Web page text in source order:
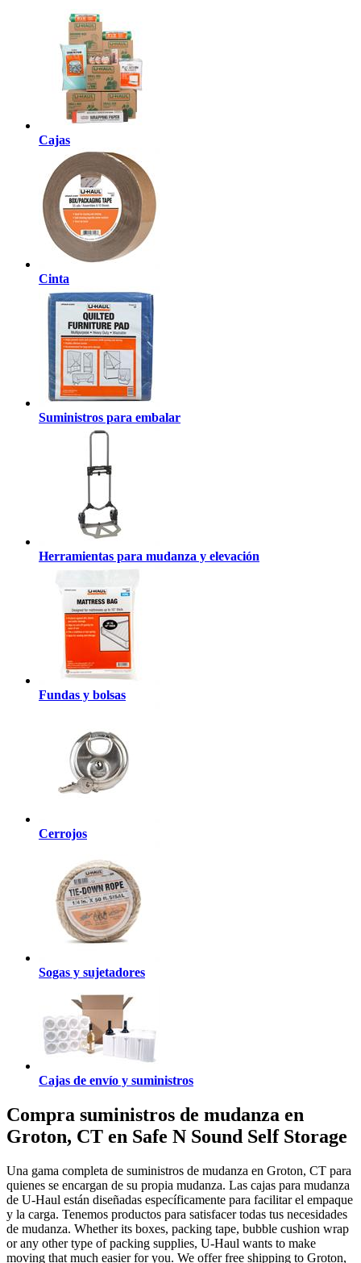
Cajas
Cinta
Suministros para embalar
Herramientas para mudanza y elevación
Fundas y bolsas
Cerrojos
Sogas y sujetadores
Cajas de envío y suministros
Compra suministros de mudanza en
Groton, CT en Safe N Sound Self Storage
Una gama completa de suministros de mudanza en Groton, CT para
quienes se encargan de su propia mudanza. Las cajas para mudanza
de U-Haul están diseñadas específicamente para facilitar el empaque
y la carga. Tenemos productos para satisfacer todas tus necesidades
de mudanza. Whether its boxes, packing tape, bubble cushion wrap
or any other type of packing supplies, U-Haul wants to make
moving that much easier for you. We offer free shipping to Groton,